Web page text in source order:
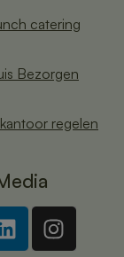
catering
Bezorgen
regelen